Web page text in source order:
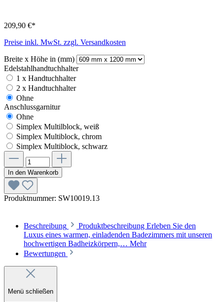
209,90 €*
Preise inkl. MwSt. zzgl. Versandkosten
Breite x Höhe in (mm)
Edelstahlhandtuchhalter
1 x Handtuchhalter
2 x Handtuchhalter
Ohne
Anschlussgarnitur
Ohne
Simplex Multilblock, weiß
Simplex Multiblock, chrom
Simplex Multiblock, schwarz
In den Warenkorb
Produktnummer: SW10019.13
Beschreibung
Produktbeschreibung Erleben Sie den
Luxus eines warmen, einladenden Badezimmers mit unseren
hochwertigen Badheizkörpern,… Mehr
Bewertungen
Menü schließen